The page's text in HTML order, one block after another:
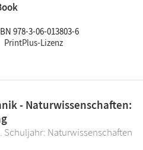
978-3-06-013803-6
PrintPlus-Lizenz
- Naturwissenschaften:
Schuljahr: Naturwissenschaften